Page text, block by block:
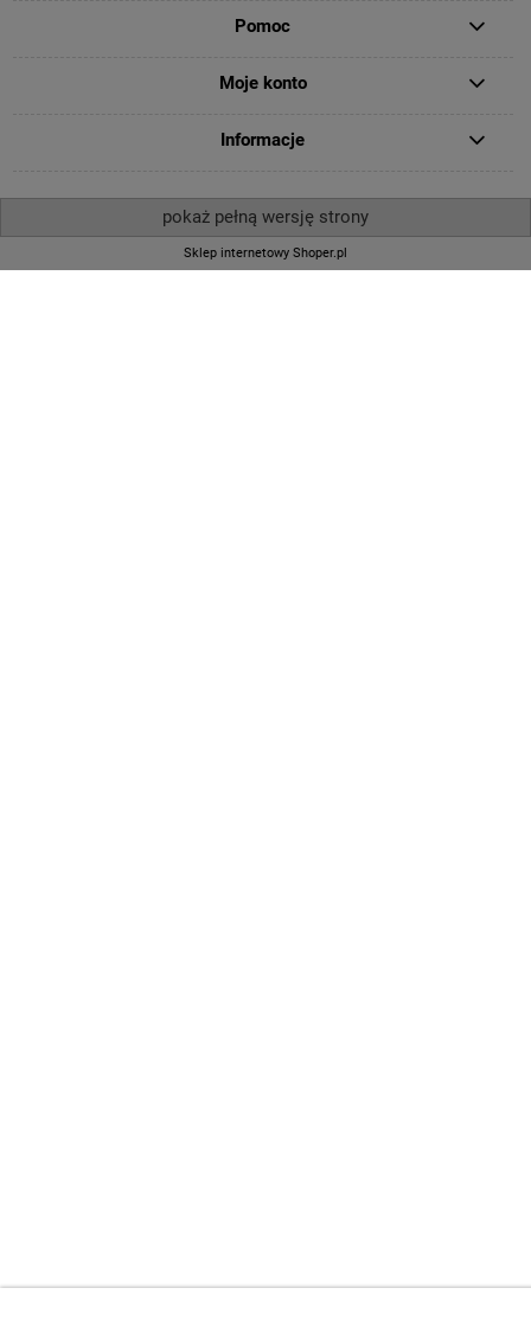
Pomoc
Moje konto
Informacje
pokaż pełną wersję strony
Sklep internetowy Shoper.pl